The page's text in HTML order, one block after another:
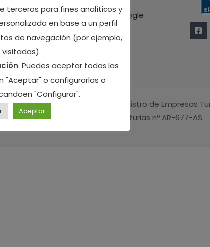
Opiniones sobre Ca Lulón en Google
Alojamiento inscrito en el Registro de Empresas
Asturias nº AR-677-AS
terceros para fines analíticos y
en base a un perfil
de navegación (por ejemplo,
visitadas).
. Puedes aceptar todas las
"Aceptar" o configurarlas o
"Configurar".
Aceptar